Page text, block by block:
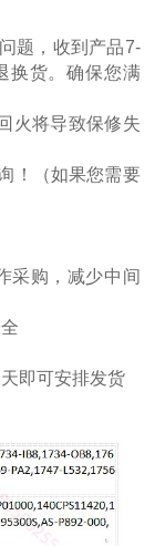
题，收到产品7-
换货。确保您满
火将导致保修失
！（如果您需要
采购，减少中间
即可安排发货